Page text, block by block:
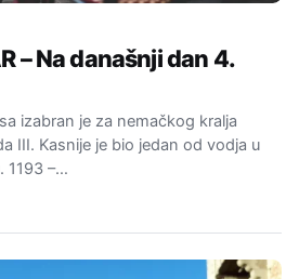
– Na današnji dan 4.
izabran je za nemačkog kralja
III. Kasnije je bio jedan od vodja u
1193 –…